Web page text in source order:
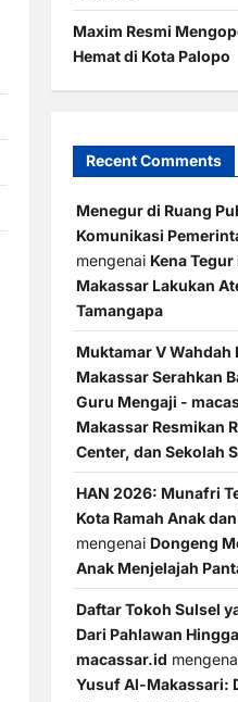
Maxim Resmi
Hemat di Kota Palopo
Recent Comments
Menegur di Ruang
Komunikasi
mengenai Kena
Makassar Lakukan
Tamangapa
Muktamar V Wahdah
Makassar Serahkan
Guru Mengaji -
Makassar Resmikan
Center, dan Sekolah
HAN 2026: Munafri
Kota Ramah Anak
mengenai Dongeng
Anak Menjelajah
Daftar Tokoh Sulsel
Dari Pahlawan
macassar.id
Yusuf Al-Makassari: